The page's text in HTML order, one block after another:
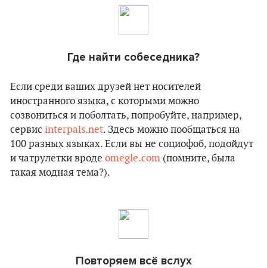
Где найти собеседника?
Если среди ваших друзей нет носителей
иностранного языка, с которыми можно
созвониться и поболтать, попробуйте, например,
сервис interpals.net. Здесь можно пообщаться на
100 разных языках. Если вы не социофоб, подойдут
и чатрулетки вроде omegle.com (помните, была
такая модная тема?).
Повторяем всё вслух